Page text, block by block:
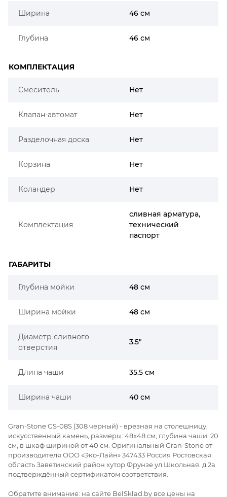
Ширина 46 см
Глубина 46 см
КОМПЛЕКТАЦИЯ
Смеситель Нет
Клапан-автомат Нет
Разделочная доска Нет
Корзина Нет
Коландер Нет
Комплектация
сливная арматура,
технический
паспорт
ГАБАРИТЫ
Глубина мойки 48 см
Ширина мойки 48 см
Диаметр сливного
отверстия
3.5"
Длина чаши 35.5 см
Ширина чаши 40 см
Gran-Stone GS-08S (308 черный) - врезная на столешницу,
искусственный камень, размеры: 48x48 см, глубина чаши: 20
см, в шкаф шириной от 40 см. Оригинальный Gran-Stone от
производителя ООО «Эко-Лайн» 347433 Россия Ростовская
область Заветинский район хутор Фрунзе ул.Школьная. д.2а
подтверждённый сертификатом соответствия.
Обратите внимание: на сайте BelSklad.by все цены на